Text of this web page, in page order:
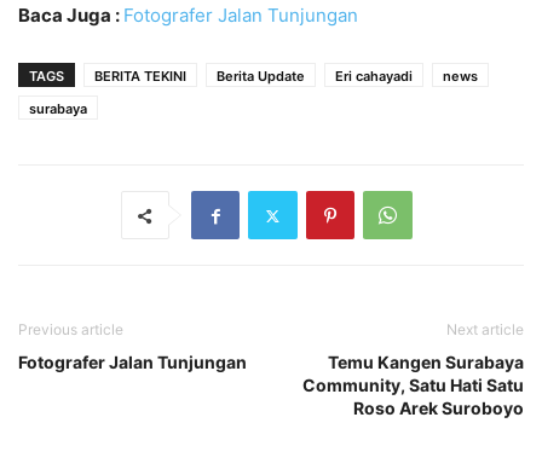
Baca Juga : Fotografer Jalan Tunjungan
TAGS BERITA TEKINI Berita Update Eri cahayadi
news
surabaya
Previous article
Fotografer Jalan Tunjungan
Next article
Temu Kangen Surabaya
Community, Satu Hati Satu
Roso Arek Suroboyo